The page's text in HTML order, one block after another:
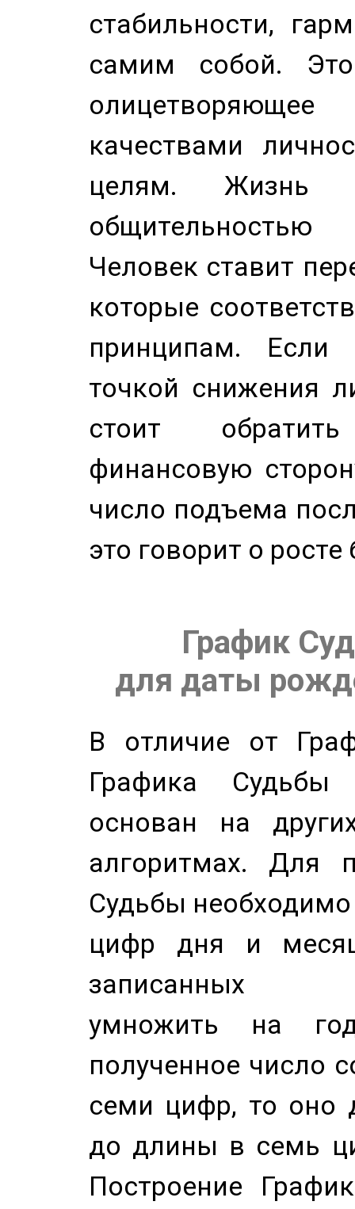
стабильности,
самим собой.
качествами
целям. Жизнь
Человек ставит
которые
принципам. Если
точкой снижения
стоит
финансовую
число подъема
это говорит о
График
для даты
В отличие от
Графика
основан на
алгоритмах. Для
Судьбы
цифр дня и
записанных
умножить на
полученное число
семи цифр, то оно
до длины в семь
Построение